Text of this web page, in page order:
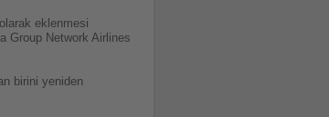
eklenmesi
Group Network Airlines
birini yeniden